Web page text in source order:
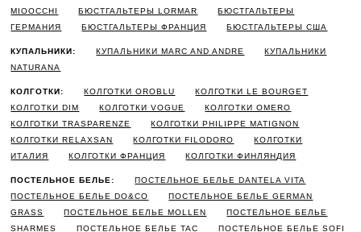
MIOOCCHI
БЮСТГАЛЬТЕРЫ LORMAR
БЮСТГАЛЬТЕРЫ
ГЕРМАНИЯ
БЮСТГАЛЬТЕРЫ ФРАНЦИЯ БЮСТГАЛЬТЕРЫ США
КУПАЛЬНИКИ: КУПАЛЬНИКИ MARC AND ANDRE
КУПАЛЬНИКИ
NATURANA
КОЛГОТКИ: КОЛГОТКИ OROBLU
КОЛГОТКИ LE BOURGET
КОЛГОТКИ DIM
КОЛГОТКИ VOGUE
КОЛГОТКИ OMERO
КОЛГОТКИ TRASPARENZE
КОЛГОТКИ PHILIPPE MATIGNON
КОЛГОТКИ RELAXSAN
КОЛГОТКИ FILODORO
КОЛГОТКИ
ИТАЛИЯ
КОЛГОТКИ ФРАНЦИЯ КОЛГОТКИ ФИНЛЯНДИЯ
ПОСТЕЛЬНОЕ БЕЛЬЕ:
ПОСТЕЛЬНОЕ БЕЛЬЕ DANTELA VITA
ПОСТЕЛЬНОЕ БЕЛЬЕ DO&CO
ПОСТЕЛЬНОЕ БЕЛЬЕ GERMAN
GRASS
ПОСТЕЛЬНОЕ БЕЛЬЕ MOLLEN
ПОСТЕЛЬНОЕ БЕЛЬЕ
SHARMES
ПОСТЕЛЬНОЕ БЕЛЬЕ TAC ПОСТЕЛЬНОЕ БЕЛЬЕ SOFI